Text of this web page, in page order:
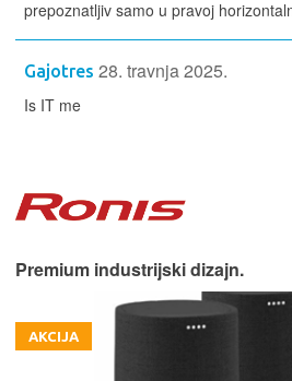
prepoznatljiv samo u pravoj
Gajotres 28. travnja 2025.
Is IT me
Premium industrijski dizajn.
AKCIJA